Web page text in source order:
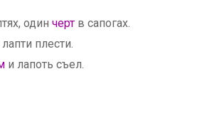
один черт в сапогах.
плести.
и лапоть съел.